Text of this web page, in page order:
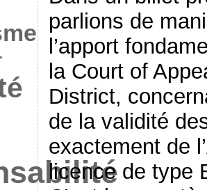
parlions de
l’apport
la Court of
District,
de la validité
exactement de
licence de type